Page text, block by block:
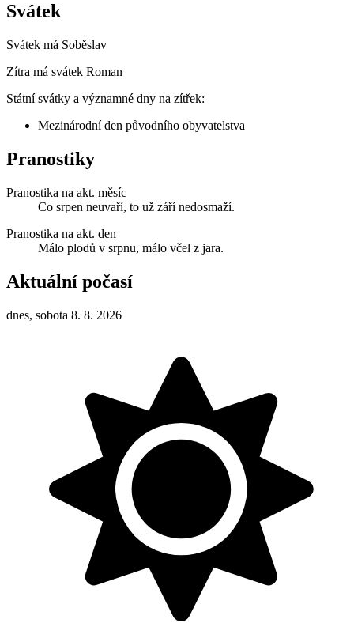
Svátek
Svátek má Soběslav
Zítra má svátek Roman
Státní svátky a významné dny na zítřek:
Mezinárodní den původního obyvatelstva
Pranostiky
Pranostika na akt. měsíc
Co srpen neuvaří, to už září nedosmaží.
Pranostika na akt. den
Málo plodů v srpnu, málo včel z jara.
Aktuální počasí
dnes, sobota 8. 8. 2026